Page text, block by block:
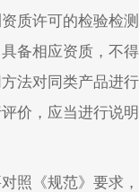
质许可的检验检
备相应资质，不
法对同类产品进
价，应当进行说
照《规范》要求